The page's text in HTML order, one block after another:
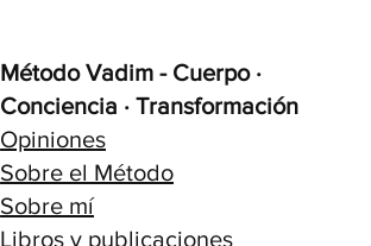
Método Vadim - Cuerpo ·
Conciencia · Transformación
Opiniones
Sobre el Método
Sobre mí
Libros y publicaciones